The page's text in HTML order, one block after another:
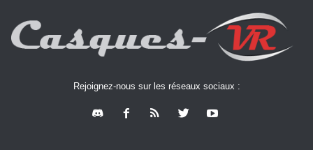
Rejoignez-nous sur les réseaux sociaux :